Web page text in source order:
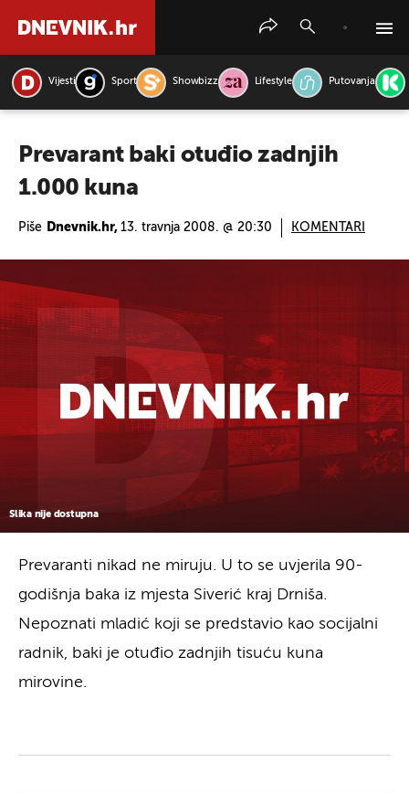
Vijesti Sport Showbizz Lifestyle Putovanja
Prevarant baki otuđio zadnjih
1.000 kuna
Piše Dnevnik.hr, 13. travnja 2008. @ 20:30 KOMENTARI
Slika nije dostupna
Prevaranti nikad ne miruju. U to se uvjerila 90-
godišnja baka iz mjesta Siverić kraj Drniša.
Nepoznati mladić koji se predstavio kao socijalni
radnik, baki je otuđio zadnjih tisuću kuna
mirovine.
PRETRAŽITE VIJESTI